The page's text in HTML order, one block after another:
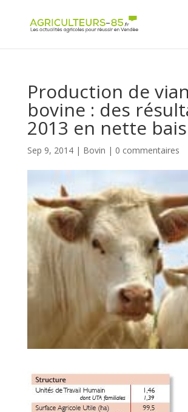
Production de
bovine : des
2013 en nette
Sep 9, 2014| Bovin | 0 commentaires